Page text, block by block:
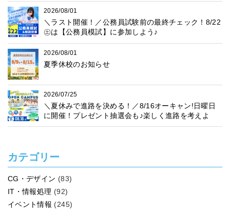
2026/08/01
＼ラスト開催！／公務員試験前の最終チェック！8/22
㊏は【公務員模試】に参加しよう♪
2026/08/01
夏季休校のお知らせ
2026/07/25
＼夏休みで進路を決める！／8/16オーキャン!日曜日
に開催！プレゼント抽選会も♪楽しく進路を考えよ
う！
カテゴリー
CG・デザイン (83)
IT・情報処理 (92)
イベント情報 (245)